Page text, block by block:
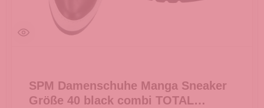
SPM Damenschuhe Manga Sneaker
Größe 40 black combi TOTAL